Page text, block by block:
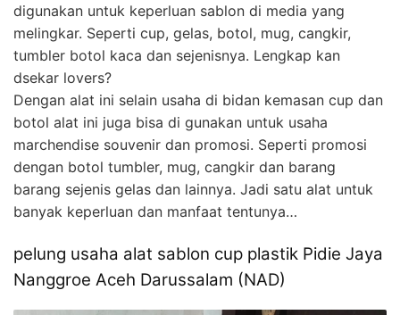
digunakan untuk keperluan sablon di media yang
melingkar. Seperti cup, gelas, botol, mug, cangkir,
tumbler botol kaca dan sejenisnya. Lengkap kan
dsekar lovers?
Dengan alat ini selain usaha di bidan kemasan cup dan
botol alat ini juga bisa di gunakan untuk usaha
marchendise souvenir dan promosi. Seperti promosi
dengan botol tumbler, mug, cangkir dan barang
barang sejenis gelas dan lainnya. Jadi satu alat untuk
banyak keperluan dan manfaat tentunya…
pelung usaha alat sablon cup plastik Pidie Jaya
Nanggroe Aceh Darussalam (NAD)